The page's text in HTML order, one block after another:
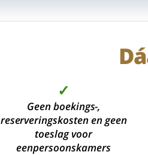
✓
Geen boekings-,
reserveringskosten en geen
toeslag voor
eenpersoonskamers